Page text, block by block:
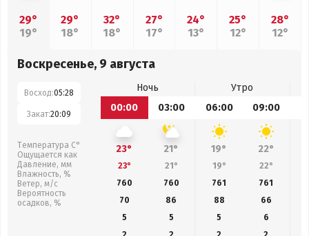
29°
19°
29°
18°
32°
18°
27°
17°
24°
13°
25°
12°
28°
12°
Воскресенье, 9 августа
Восход:05:28
Закат:20:09
Температура С°
Ощущается как
Давление, мм
Влажность, %
Ветер, м/с
Вероятность
осадков, %
Ночь
Утро
00:00
03:00 06:00 09:00
23° 21° 19° 22°
23° 21° 19° 22°
760
760 761 761
70
86 88
66
5
5 5
6